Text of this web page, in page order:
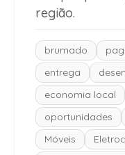
região.
brumado
entrega
economia local
oportunidades
Móveis